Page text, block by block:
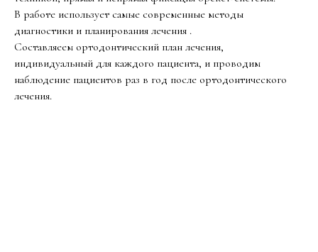
В работе использует самые современные методы
диагностики и планирования лечения .
Составляеем ортодонтический план лечения‚
индивидуальный для каждого пациента‚ и проводим
наблюдение пациентов раз в год после ортодонтического
лечения.